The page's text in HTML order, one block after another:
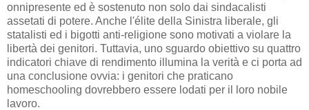
onnipresente ed è sostenuto non solo dai sindacalisti
assetati di potere. Anche l'élite della Sinistra liberale, gli
statalisti ed i bigotti anti-religione sono motivati a violare la
libertà dei genitori. Tuttavia, uno sguardo obiettivo su quattro
indicatori chiave di rendimento illumina la verità e ci porta ad
una conclusione ovvia: i genitori che praticano
homeschooling dovrebbero essere lodati per il loro nobile
lavoro.